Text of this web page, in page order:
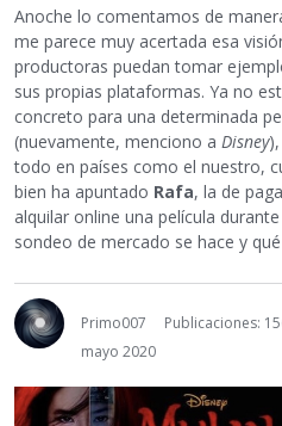
Anoche lo comentamos de
me parece muy acertada esa
productoras puedan tomar
sus propias plataformas. Ya no
concreto para una determinada
(nuevamente, menciono a Disney
todo en países como el nuestro,
bien ha apuntado Rafa, la de
alquilar online una película
sondeo de mercado se hace y
Primo007
Publicaciones:
mayo 2020